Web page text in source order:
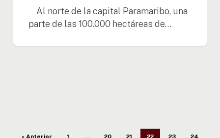
ecosistemas
Al norte de la capital Paramaribo, una
parte de las 100.000 hectáreas de…